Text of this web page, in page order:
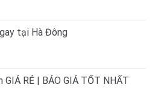
tại Hà Đông
GIÁ RẺ | BÁO GIÁ TỐT NHẤT